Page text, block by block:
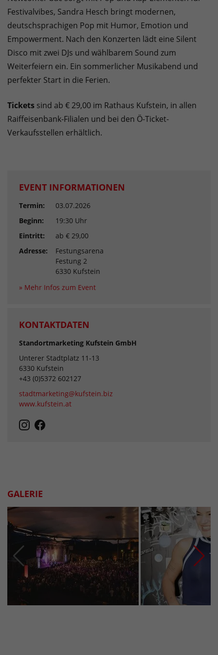
Festivalvibes, Sandra Hesch bringt modernen,
deutschsprachigen Pop mit Humor, Emotion und
Empowerment. Nach den Konzerten lädt eine Silent
Disco mit zwei DJs und wählbarem Sound zum
Weiterfeiern ein. Ein sommerlicher Musikabend und
perfekter Start in die Ferien.
Tickets sind ab € 29,00 im Rathaus Kufstein, in allen
Raiffeisenbank-Filialen und bei den Ö-Ticket-
Verkaufsstellen erhältlich.
EVENT INFORMATIONEN
Termin:
03.07.2026
Beginn:
19:30 Uhr
Eintritt:
ab € 29,00
Adresse:
Festungsarena
Festung 2
6330 Kufstein
» Mehr Infos zum Event
KONTAKTDATEN
Standortmarketing Kufstein GmbH
Unterer Stadtplatz 11-13
6330 Kufstein
+43 (0)5372 602127
stadtmarketing@kufstein.biz
www.kufstein.at
GALERIE